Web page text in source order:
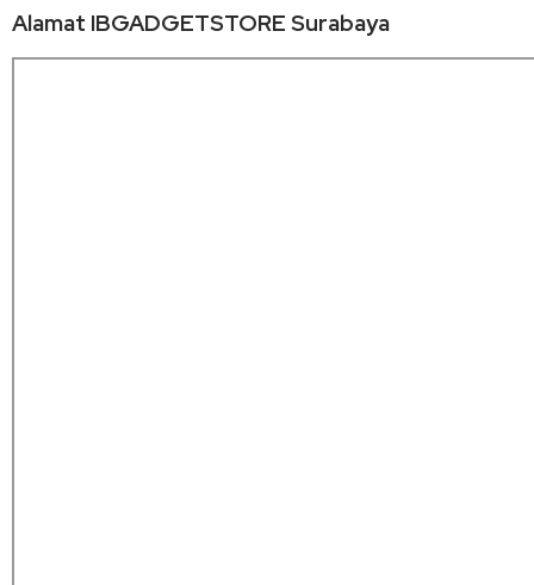
Alamat IBGADGETSTORE Surabaya